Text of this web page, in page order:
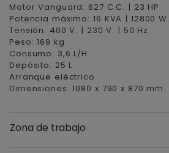
Motor Vanguard: 627 C.C. | 23 HP.
Potencia máxima: 16 KVA | 12800 W.
Tensión: 400 V. | 230 V. | 50 Hz.
Peso: 169 kg.
Consumo: 3,6 L/H.
Depósito: 25 L.
Arranque eléctrico.
Dimensiones: 1080 x 790 x 870 mm.
Zona de trabajo